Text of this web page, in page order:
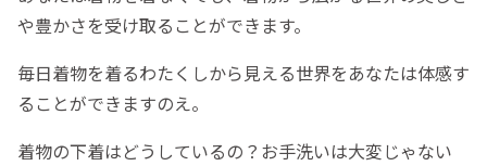
や豊かさを受け取ることができます。
毎日着物を着るわたくしから見える世界をあなたは体感す
ることができますのえ。
着物の下着はどうしているの？お手洗いは大変じゃない